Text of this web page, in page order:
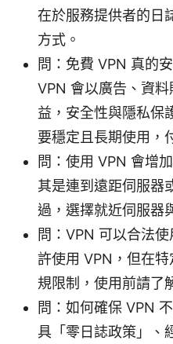
在於服務提供者的日
方式。
問：免費 VPN 真的
VPN 會以廣告、資
益，安全性與隱私保
要穩定且長期使用，
問：使用 VPN 會增
其是連到遠距伺服器
過，選擇就近伺服器
問：VPN 可以合法
許使用 VPN，但在
規限制，使用前請了
問：如何確保 VPN
具「零日誌政策」、